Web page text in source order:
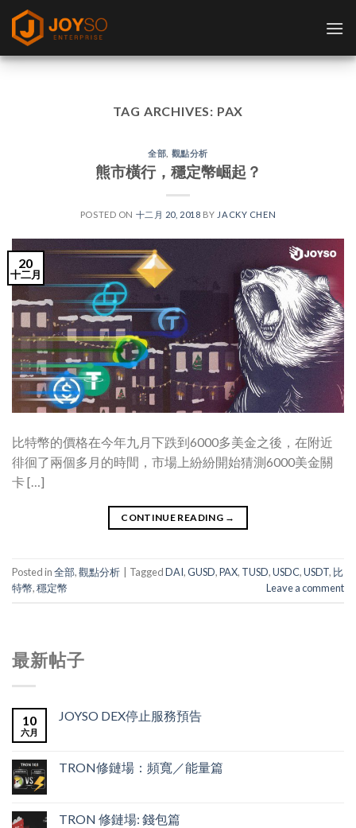
Skip
content
TAG ARCHIVES: PAX
全部 觀點分析
熊市橫行，穩定幣崛起？
POSTED ON 十二月 20, 2018 BY JACKY CHEN
20
十二月
比特幣的價格在今年九月下跌到6000多美金之後，在附近
徘徊了兩個多月的時間，市場上紛紛開始猜測6000美金關
卡 […]
CONTINUE READING →
Posted in全部,觀點分析 TaggedDAI,GUSD,PAX, TUSD,USDC,USDT, 比
特幣,穩定幣 Leave a comment
最新帖子
10
六月
JOYSO DEX停止服務預告
TRON修鏈場：頻寬／能量篇
TRON 修鏈場: 錢包篇